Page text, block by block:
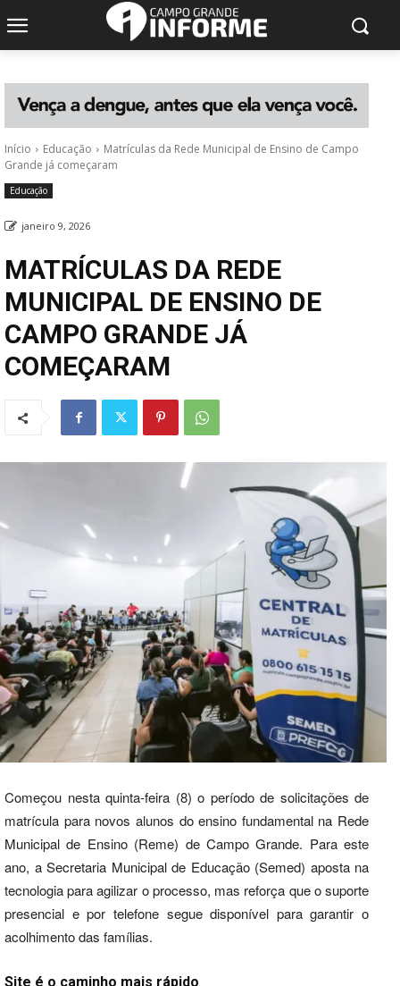
Início Educação
Matrículas da Rede Municipal de Ensino de Campo
Grande já começaram
Educação
janeiro 9, 2026
MATRÍCULAS DA REDE
MUNICIPAL DE ENSINO DE
CAMPO GRANDE JÁ
COMEÇARAM
Começou nesta quinta-feira (8) o período de solicitações de
matrícula para novos alunos do ensino fundamental na Rede
Municipal de Ensino (Reme) de Campo Grande. Para este
ano, a Secretaria Municipal de Educação (Semed) aposta na
tecnologia para agilizar o processo, mas reforça que o suporte
presencial e por telefone segue disponível para garantir o
acolhimento das famílias.
Site é o caminho mais rápido